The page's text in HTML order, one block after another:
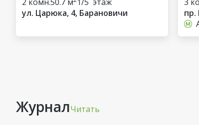
ул. Царюка, 4, Барановичи
пр.
ЖурналЧитать